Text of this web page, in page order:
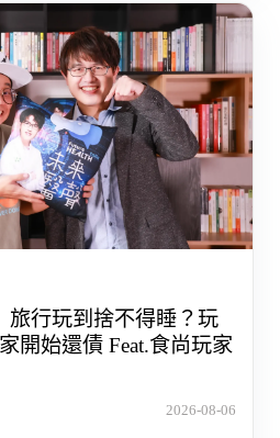
旅行玩到捨不得睡？玩
開始還債 Feat.食尚玩家
2026-08-06